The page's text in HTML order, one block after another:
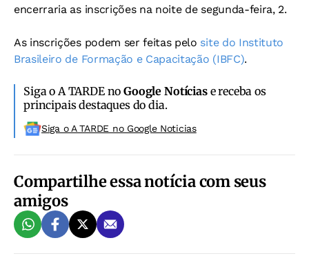
encerraria as inscrições na noite de segunda-feira, 2.
As inscrições podem ser feitas pelo site do Instituto
Brasileiro de Formação e Capacitação (IBFC).
Siga o A TARDE noGoogle Notíciase receba os
principais destaques do dia.
Siga o A TARDE no Google Noticias
Compartilhe essa notícia com seus
amigos